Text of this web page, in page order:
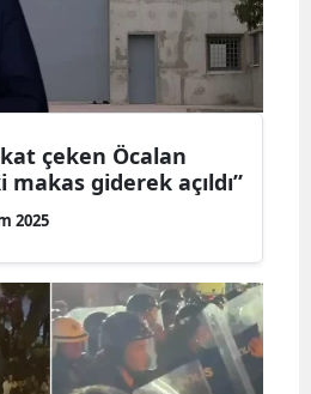
Yozgat
Zonguldak
Aksaray
Bayburt
Kırıkkale
Batman
Şırnak
çeken Öcalan
giderek açıldı”
2025